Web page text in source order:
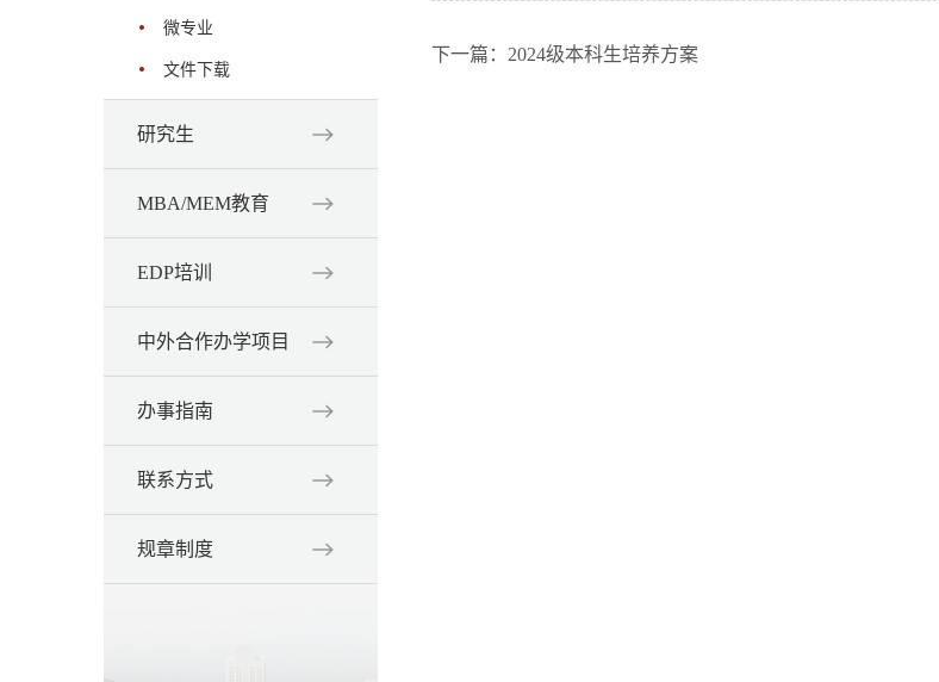
微专业
文件下载
研究生
MBA/MEM教育
EDP培训
中外合作办学项目
办事指南
联系方式
规章制度
下一篇：2024级本科生培养方案